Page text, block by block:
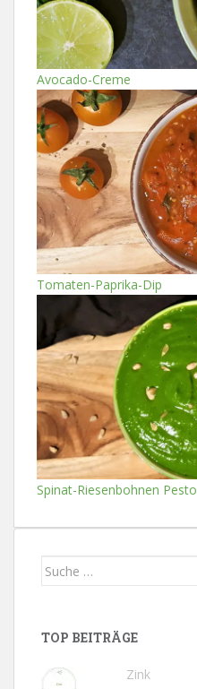
Avocado-Creme
Tomaten-Paprika-Dip
Spinat-Riesenbohnen Pesto
Suche
TOP BEITRÄGE
Zink